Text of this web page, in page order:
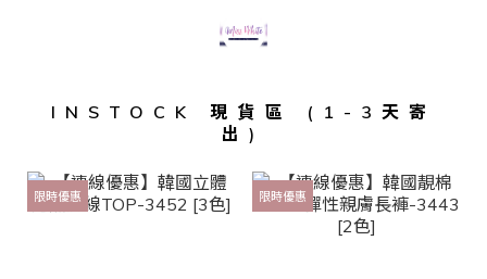
INSTOCK 現貨區 (1-3天寄
出)
限時優惠 限時優惠